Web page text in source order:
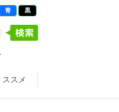
と元気 久米
青 黒
ススメ